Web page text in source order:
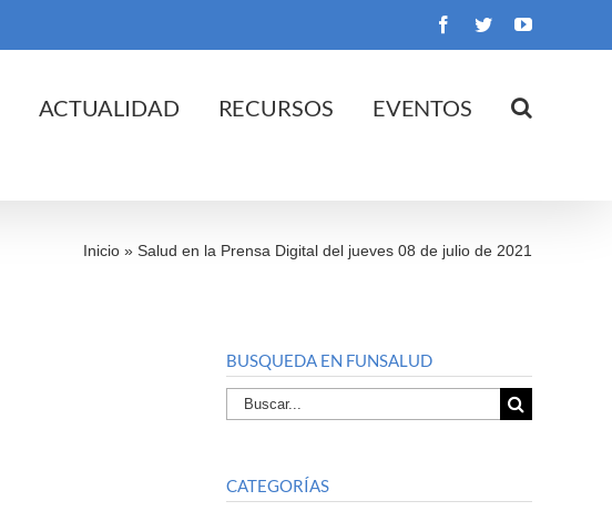
Facebook
TwitterYouTube
ACTUALIDAD RECURSOS EVENTOS
Inicio » Salud en la Prensa Digital del jueves 08 de julio de 2021
BUSQUEDA EN FUNSALUD
Buscar
por:
CATEGORÍAS